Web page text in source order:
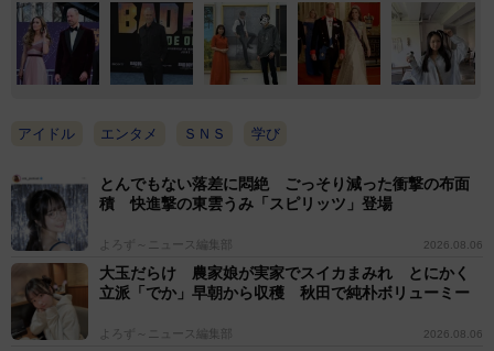
アイドル エンタメ ＳＮＳ 学び
とんでもない落差に悶絶 ごっそり減った衝撃の布面
積 快進撃の東雲うみ「スピリッツ」登場
よろず～ニュース編集部 2026.08.06
大玉だらけ 農家娘が実家でスイカまみれ とにかく
立派「でか」早朝から収穫 秋田で純朴ボリューミー
よろず～ニュース編集部 2026.08.06